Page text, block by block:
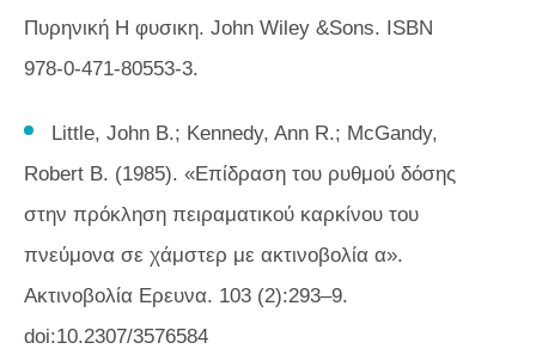
Πυρηνική Η φυσικη. John Wiley &Sons. ISBN
978-0-471-80553-3.
Little, John B.; Kennedy, Ann R.; McGandy,
Robert B. (1985). «Επίδραση του ρυθμού δόσης
στην πρόκληση πειραματικού καρκίνου του
πνεύμονα σε χάμστερ με ακτινοβολία α».
Ακτινοβολία Ερευνα. 103 (2):293–9.
doi:10.2307/3576584